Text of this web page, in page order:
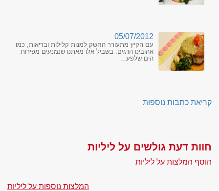
05/07/2012
עם הקיץ מתעורר החשק למנות קלילות ובריאות, כמו
אהובינו הדגים. בשביל אלו מאתנו שנמנעים מפירות
הים שלפע...
קריאת כתבות נוספות
חוות דעת גולשים על ליליות
הוסף המלצות על ליליות
המלצות נוספות על ליליות